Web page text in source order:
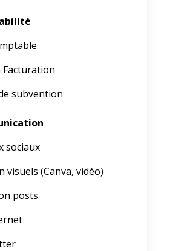
Facturation
subvention
sociaux
visuels (Canva, vidéo)
posts